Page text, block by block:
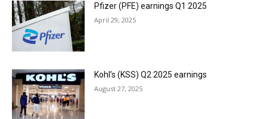
Pfizer (PFE) earnings Q1 2025
April 29, 2025
Kohl’s (KSS) Q2 2025 earnings
August 27, 2025